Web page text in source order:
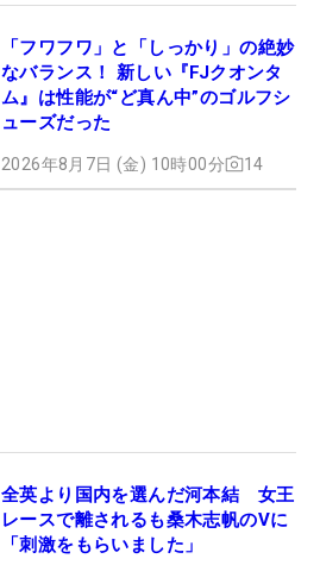
「フワフワ」と「しっかり」の絶妙
なバランス！ 新しい『FJクオンタ
ム』は性能が“ど真ん中”のゴルフシ
ューズだった
2026年8月7日 (金) 10時00分 14
全英より国内を選んだ河本結 女王
レースで離されるも桑木志帆のVに
「刺激をもらいました」